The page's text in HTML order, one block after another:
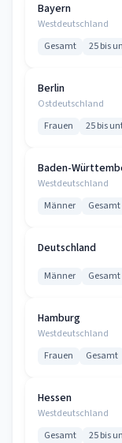
Bayern
Westdeutschland
Gesamt 25 bis
Berlin
Ostdeutschland
Frauen 25 bis
Baden-
Westdeutschland
Männer Gesamt
Deutschland
Männer Gesamt
Hamburg
Westdeutschland
Frauen Gesamt
Hessen
Westdeutschland
Gesamt 25 bis